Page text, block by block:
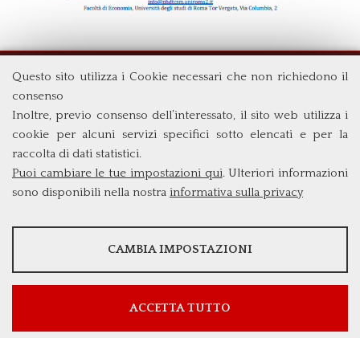
Questo sito utilizza i Cookie necessari che non richiedono il
consenso
Inoltre, previo consenso dell’interessato, il sito web utilizza i
cookie per alcuni servizi specifici sotto elencati e per la
raccolta di dati statistici.
Puoi cambiare le tue impostazioni qui. Ulteriori informazioni
sono disponibili nella nostra informativa sulla privacy
STATISTICHE
Mostra maggiori informazioni
Google Analytics
CAMBIA IMPOSTAZIONI
ACCETTA TUTTO
Facoltà di Economia
Università degli Studi di Roma
Via Columbia, 2
v.pareto@economia.uniroma2.it